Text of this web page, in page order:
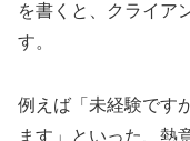
を書くと、クライア
す。
例えば「未経験です
ます」といった、熱